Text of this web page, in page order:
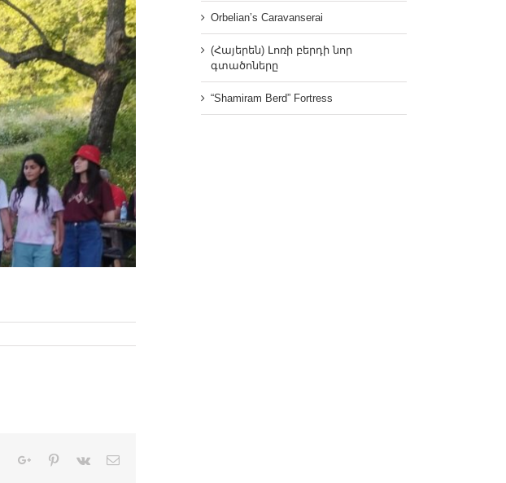
TumblrGoogle+Pinterest
Vk Email
Orbelian’s Caravanserai
(Հայերեն) Լոռի բերդի նոր
գտածոները
“Shamiram Berd” Fortress